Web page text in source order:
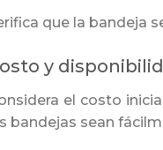
que la bandeja
y
el costo
bandejas sean